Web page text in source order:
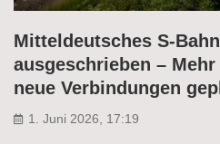
Mitteldeutsches S-
ausgeschrieben –
neue Verbindungen
1. Juni 2026, 17:19